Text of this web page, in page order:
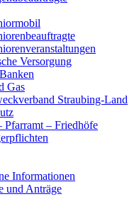
Versorgung
Gas
Straubing-Land
Pfarramt – Friedhöfe
Informationen
und Anträge